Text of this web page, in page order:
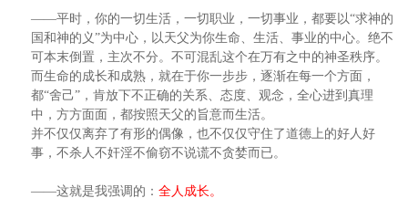
——平时，你的一切生活，一切职业，一切事业，都要以“求神的
国和神的义”为中心，以天父为你生命、生活、事业的中心。绝不
可本末倒置，主次不分。不可混乱这个在万有之中的神圣秩序。
而生命的成长和成熟，就在于你一步步，逐渐在每一个方面，
都“舍己”，肯放下不正确的关系、态度、观念，全心进到真理
中，方方面面，都按照天父的旨意而生活。
并不仅仅离弃了有形的偶像，也不仅仅守住了道德上的好人好
事，不杀人不奸淫不偷窃不说谎不贪婪而已。
——这就是我强调的： 全人成长。